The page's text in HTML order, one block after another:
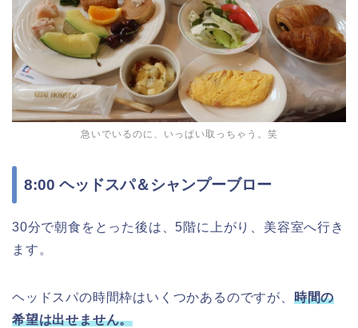
急いでいるのに、いっぱい取っちゃう。笑
8:00 ヘッドスパ＆シャンプーブロー
30分で朝食をとった後は、5階に上がり、美容室へ行き
ます。
ヘッドスパの時間枠はいくつかあるのですが、 時間の
希望は出せません。